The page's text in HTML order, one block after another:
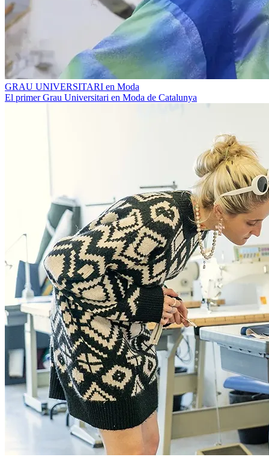
GRAU UNIVERSITARI en Moda
El primer Grau Universitari en Moda de Catalunya